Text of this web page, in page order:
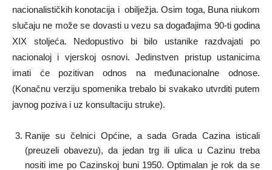
nacionalističkih konotacija i obilježja. Osim toga, Buna niukom
slučaju ne može se dovasti u vezu sa događajima 90-ti godina
XIX stoljeća. Nedopustivo bi bilo ustanike razdvajati po
nacionaloj i vjerskoj osnovi. Jedinstven pristup ustanicima
imati će pozitivan odnos na međunacionalne odnose.
(Konačnu verziju spomenika trebalo bi svakako utvrditi putem
javnog poziva i uz konsultaciju struke).
Ranije su čelnici Općine, a sada Grada Cazina isticali
(preuzeli obavezu), da jedan trg ili ulica u Cazinu treba
nositi ime po Cazinskoj buni 1950. Optimalan je rok da se